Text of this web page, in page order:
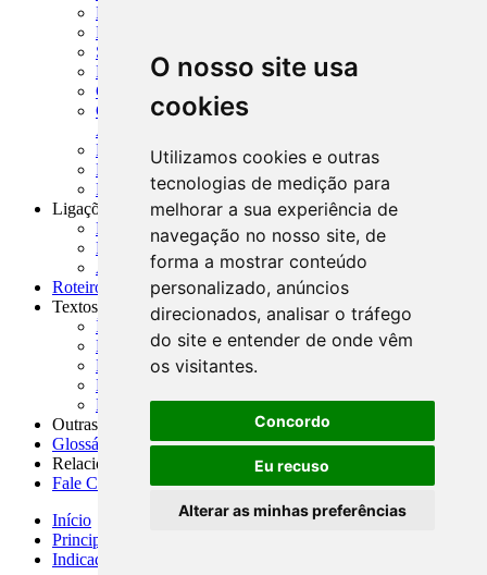
O nosso site usa
cookies
Utilizamos cookies e outras
tecnologias de medição para
melhorar a sua experiência de
navegação no nosso site, de
forma a mostrar conteúdo
personalizado, anúncios
direcionados, analisar o tráfego
do site e entender de onde vêm
os visitantes.
Concordo
Eu recuso
Alterar as minhas preferências
MTVM - Manual de Títulos e Valores Mobiliários
MCR - Manual de Crédito Rural
SISORF - Manual de Organização do SFN
MASUP - Manual de Supervisão Bancária
CADOC - Catálogo de Documentos
CNAE-CONCLA - Classificação Nacional de
Atividades Econômicas
PMF - Cartilhas do BCB
Manuais Auxiliares do BCB e Cosif-e
Resenhas Diárias Governamentais
Ligações Externas
Links Úteis
Presidência da República
Agências Nacionais Reguladoras
Roteiros para Estudos
Textos
Índice de Textos
Editorial
Monografias
Na Imprensa
Fórum de Discussão
Outras ferramentas
Glossário
Relacionamento
Fale Conosco
Início
Principais notícias
Indicadores